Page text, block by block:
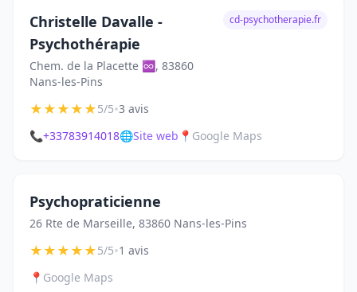
Christelle Davalle -
Psychothérapie
Chem. de la Placette ♾, 83860
Nans-les-Pins
cd-psychotherapie.fr
★★★★★5/5•3 avis
📞+33783914018🌐Site web 📍 Google Maps
Psychopraticienne
26 Rte de Marseille, 83860 Nans-les-Pins
★★★★★5/5•1 avis
📍 Google Maps